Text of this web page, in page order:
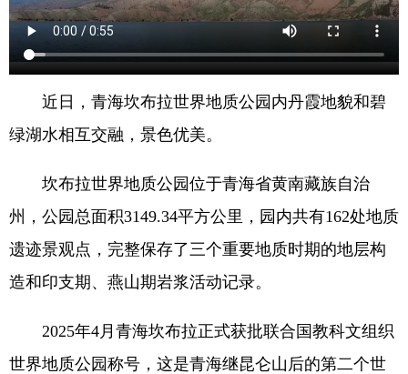
近日，青海坎布拉世界地质公园内丹霞地貌和碧
绿湖水相互交融，景色优美。
坎布拉世界地质公园位于青海省黄南藏族自治
州，公园总面积3149.34平方公里，园内共有162处地质
遗迹景观点，完整保存了三个重要地质时期的地层构
造和印支期、燕山期岩浆活动记录。
2025年4月青海坎布拉正式获批联合国教科文组织
世界地质公园称号，这是青海继昆仑山后的第二个世